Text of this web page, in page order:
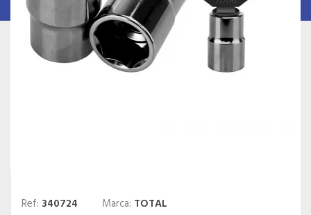
Ref: 340724 Marca: TOTAL